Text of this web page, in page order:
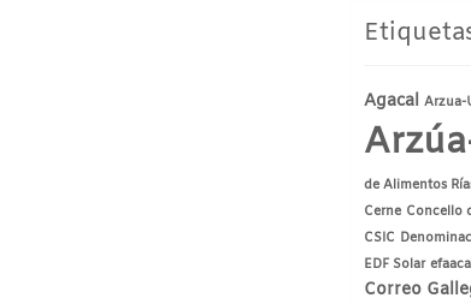
Agacal Arzua-
de Alimentos
Cerne Concello
CSIC
EDF Solar
Correo